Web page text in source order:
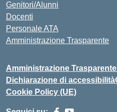
Genitori/Alunni
Docenti
Personale ATA
Amministrazione Trasparente
Amministrazione Trasparente
Dichiarazione di accessibilità
Cookie Policy (UE)